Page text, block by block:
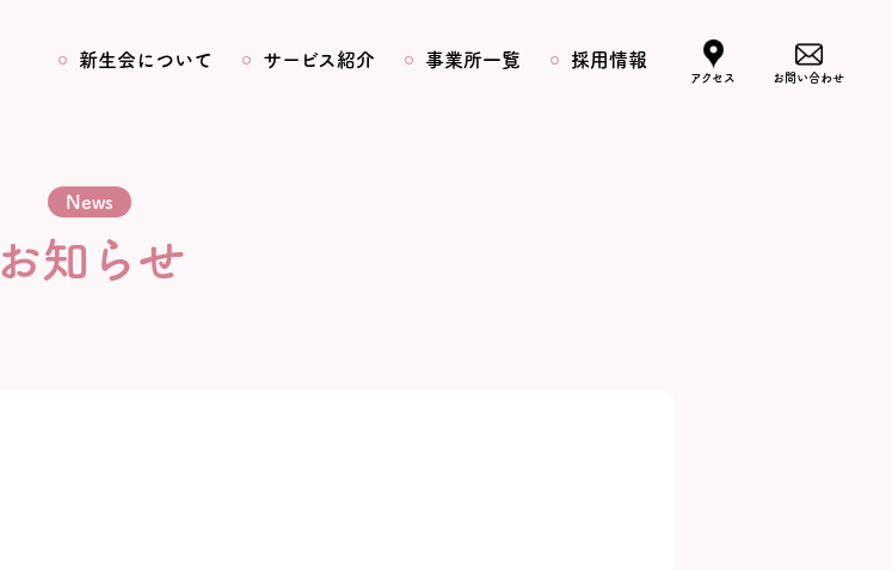
新生会について サービス紹介 事業所一覧 採用情報
アクセス お問い合わせ
News
お知らせ